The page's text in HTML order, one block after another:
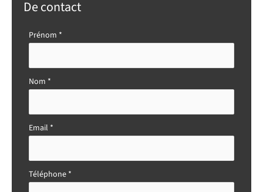
De contact
Formulaire
avec
téléphone
Prénom *
Nom *
Email *
Téléphone *